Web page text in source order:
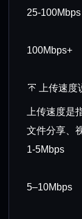
25-100Mbps
100Mbps+
上传速度
上传速度是
文件分享、
1-5Mbps
5–10Mbps